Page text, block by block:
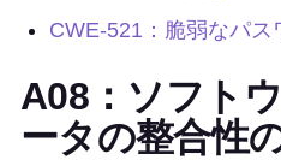
CWE-521：脆弱なパス
A08：ソフト
ータの整合性